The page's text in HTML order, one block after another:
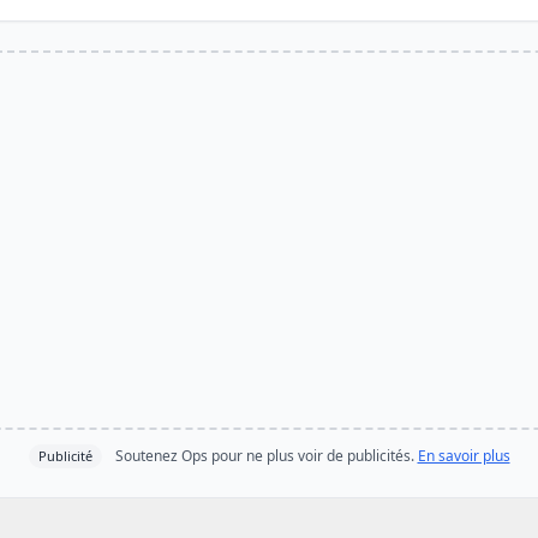
Publicité Soutenez Ops pour ne plus voir de publicités. En savoir plus